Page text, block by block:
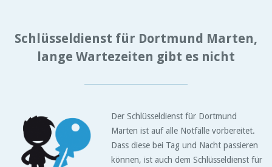
Schlüsseldienst für Dortmund Marten,
lange Wartezeiten gibt es nicht
Der Schlüsseldienst für Dortmund
Marten ist auf alle Notfälle vorbereitet.
Dass diese bei Tag und Nacht passieren
können, ist auch dem Schlüsseldienst für